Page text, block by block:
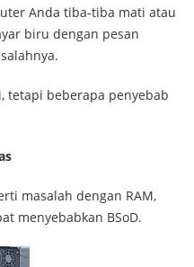
Anda tiba-tiba mati atau
biru dengan pesan
tetapi beberapa penyebab
masalah dengan RAM,
menyebabkan BSoD.